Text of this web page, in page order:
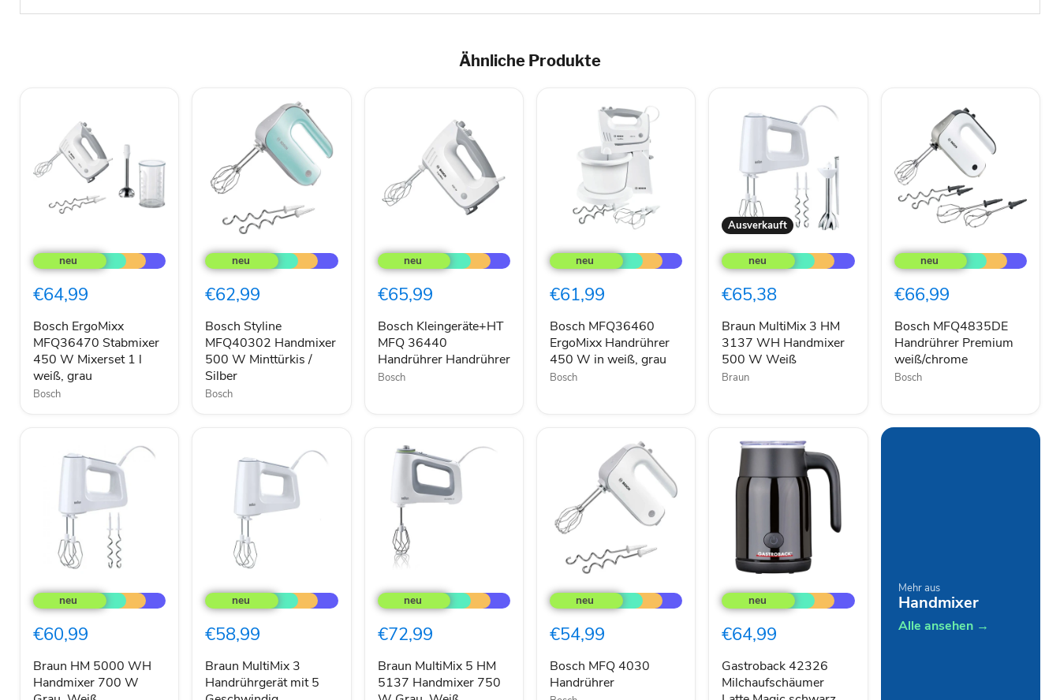
Ähnliche Produkte
ErgoMixx
MFQ36470
450
Mixerset
1
l
weiß,
grau
€64,99
Bosch ErgoMixx
MFQ36470 Stabmixer
450 W Mixerset 1 l
weiß, grau
Bosch
Styline
MFQ40302
500
Minttürkis
/
Silber
€62,99
Bosch Styline
MFQ40302 Handmixer
500 W Minttürkis /
Silber
Bosch
Kleingeräte+HT
MFQ
Handrührer
€65,99
Bosch Kleingeräte+HT
MFQ 36440
Handrührer Handrührer
Bosch
MFQ36460
ErgoMixx
450
in
weiß,
grau
€61,99
Bosch MFQ36460
ErgoMixx Handrührer
450 W in weiß, grau
Bosch
Ausverkauft
Braun
MultiMix
3
3137
Handmixer
500
W
Weiß
€65,38
Braun MultiMix 3 HM
3137 WH Handmixer
500 W Weiß
Braun
MFQ4835DE
Handrührer
weiß/chrome
€66,99
Bosch MFQ4835DE
Handrührer Premium
weiß/chrome
Bosch
HM
5000
Handmixer
W
Grau,
Weiß
€60,99
Braun HM 5000 WH
Handmixer 700 W
MultiMix
3
mit
Geschwindig
keitsstufen
inkl.
€58,99
Braun MultiMix 3
Handrührgerät mit 5
MultiMix
5
5137
750
W
Grau,
€72,99
Braun MultiMix 5 HM
5137 Handmixer 750
MFQ
4030
€54,99
Bosch MFQ 4030
Handrührer
Gastroback
42326
Milchaufschäumer
Magic
€64,99
Gastroback 42326
Milchaufschäumer
Mehr aus
Handmixer
Alle ansehen →